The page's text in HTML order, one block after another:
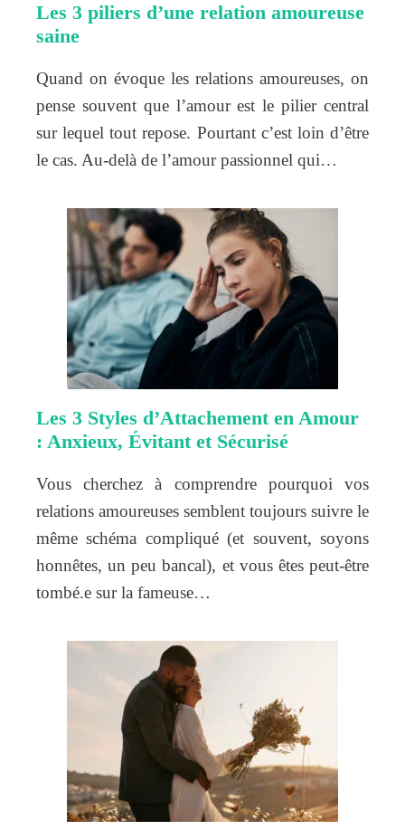
Les 3 piliers d’une relation amoureuse
saine
Quand on évoque les relations amoureuses, on
pense souvent que l’amour est le pilier central
sur lequel tout repose. Pourtant c’est loin d’être
le cas. Au-delà de l’amour passionnel qui…
Les 3 Styles d’Attachement en Amour
: Anxieux, Évitant et Sécurisé
Vous cherchez à comprendre pourquoi vos
relations amoureuses semblent toujours suivre le
même schéma compliqué (et souvent, soyons
honnêtes, un peu bancal), et vous êtes peut-être
tombé.e sur la fameuse…